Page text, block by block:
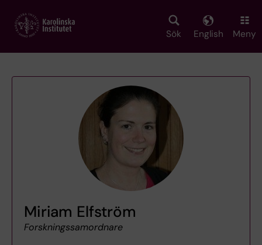
main
Sök English Meny
Miriam Elfström
Forskningssamordnare